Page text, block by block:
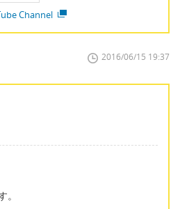
Channel
2016/06/15 19:37